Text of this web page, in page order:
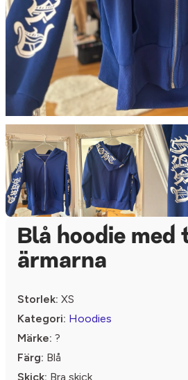
Blå hoodie med
ärmarna
Storlek: XS
Kategori: Hoodies
Märke: ?
Färg: Blå
Skick: Bra skick